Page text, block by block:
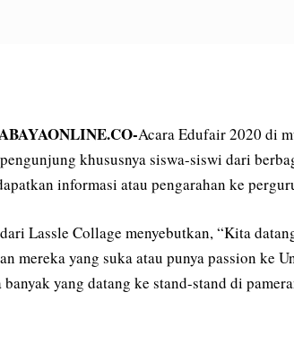
Acara Edufair 2020 di
khususnya siswa-siswi dari
informasi atau pengarahan ke
Lassle Collage menyebutkan, “Kita
mereka yang suka atau punya passion ke
banyak yang datang ke stand-stand di